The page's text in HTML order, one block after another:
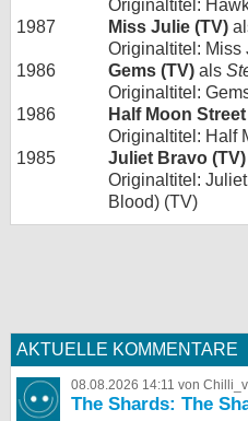
Originaltitel:
1987
Miss Julie (TV)
Originaltitel: Miss
1986
Gems (TV) als
Originaltitel:
1986
Half Moon Street
Originaltitel: Half
1985
Juliet Bravo (TV)
Originaltitel:
Blood) (TV)
AKTUELLE KOMMENTARE
08.08.2026 14:11 von
The Shards: The